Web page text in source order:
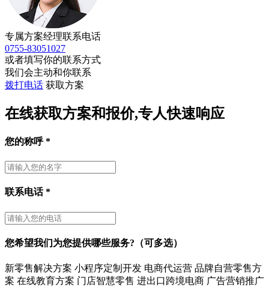
专属方案经理联系电话
0755-83051027
或者填写你的联系方式
我们会主动和你联系
拨打电话 获取方案
在线获取方案和报价,专人快速响应
您的称呼*
联系电话*
您希望我们为您提供哪些服务?（可多选）
新零售解决方案 小程序定制开发 电商代运营 品牌自营零售方
案 在线教育方案 门店智慧零售 进出口跨境电商 广告营销推广